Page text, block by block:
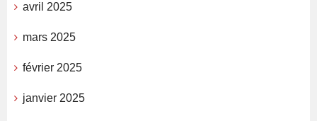
avril 2025
mars 2025
février 2025
janvier 2025